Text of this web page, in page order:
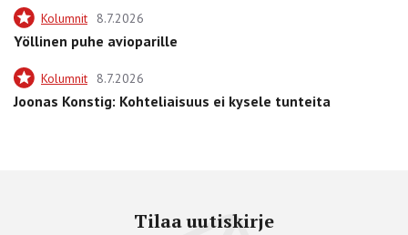
Kolumnit 8.7.2026
Yöllinen puhe avioparille
Kolumnit 8.7.2026
Joonas Konstig: Kohteliaisuus ei kysele tunteita
Tilaa uutiskirje